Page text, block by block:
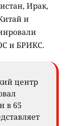
Ирак,
и
и БРИКС.
центр
в 65